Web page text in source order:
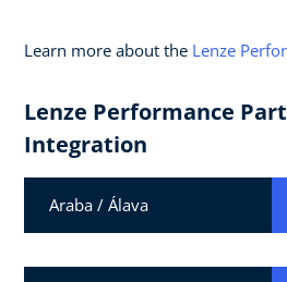
Learn more about the Lenze
Lenze Performance
Integration
Araba / Álava